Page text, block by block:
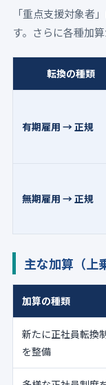
「重点支援対象者
す。さらに各種加
転換の種類
有期雇用 → 正規
無期雇用 → 正規
主な加算（上
加算の種類
新たに正社員転換
を整備